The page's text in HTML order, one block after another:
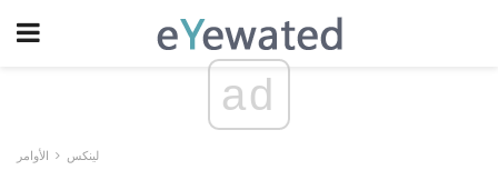
ad
لينكس الأوامر